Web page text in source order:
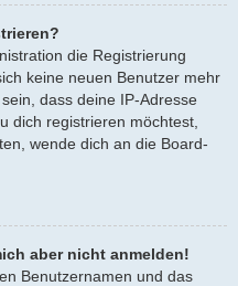
die Registrierung
keine neuen Benutzer mehr
dass deine IP-Adresse
dich registrieren möchtest,
wende dich an die Board-
aber nicht anmelden!
Benutzernamen und das